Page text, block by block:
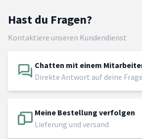
Hast du Fragen?
Kontaktiere unseren Kundendienst
Chatten mit einem
Direkte Antwort auf deine Frage
Meine Bestellung verfolgen
Lieferung und versand